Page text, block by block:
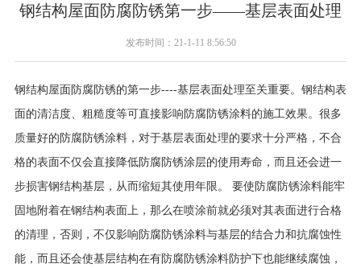
钢结构屋面防腐防锈第一步——基层表面处理
发布时间：21-1-11 8:56:50
钢结构屋面防腐防锈的第一步----基层表面处理至关重要。钢结构表
面的清洁度、粗糙度等可直接影响防腐防锈涂料的施工效果。很多
质量好的防腐防锈涂料，对于基层表面处理的要求十分严格，不合
格的表面不仅会直接降低防腐防锈涂层的使用寿命，而且还会进一
步损害钢结构基层，从而缩短其使用年限。 要使防腐防锈涂料能牢
固地附着在钢结构表面上，那么在喷涂前就必须对其表面进行合格
的清理，否则，不仅影响防腐防锈涂料与基层的结合力和抗腐蚀性
能，而且还会使基层结构在有防腐防锈涂料防护下也能继续腐蚀，